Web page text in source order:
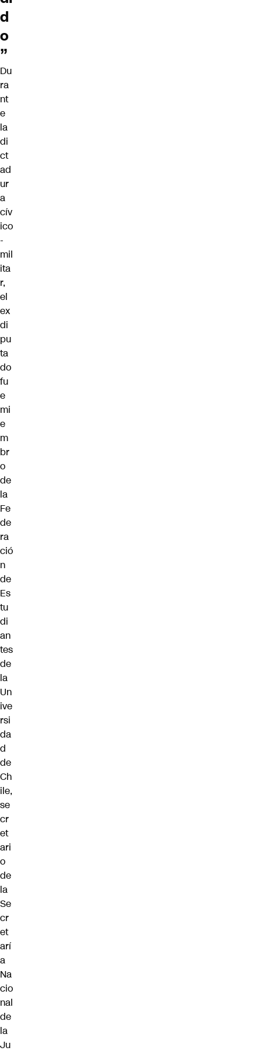
d
o
”
Du
ra
nt
e
la
di
ct
ad
ur
a
cív
ico
-
mil
ita
r,
el
ex
di
pu
ta
do
fu
e
mi
e
m
br
o
de
la
Fe
de
ra
ció
n
de
Es
tu
di
an
tes
de
la
Un
ive
rsi
da
d
de
Ch
ile,
se
cr
et
ari
o
de
la
Se
cr
et
arí
a
Na
cio
nal
de
la
Ju